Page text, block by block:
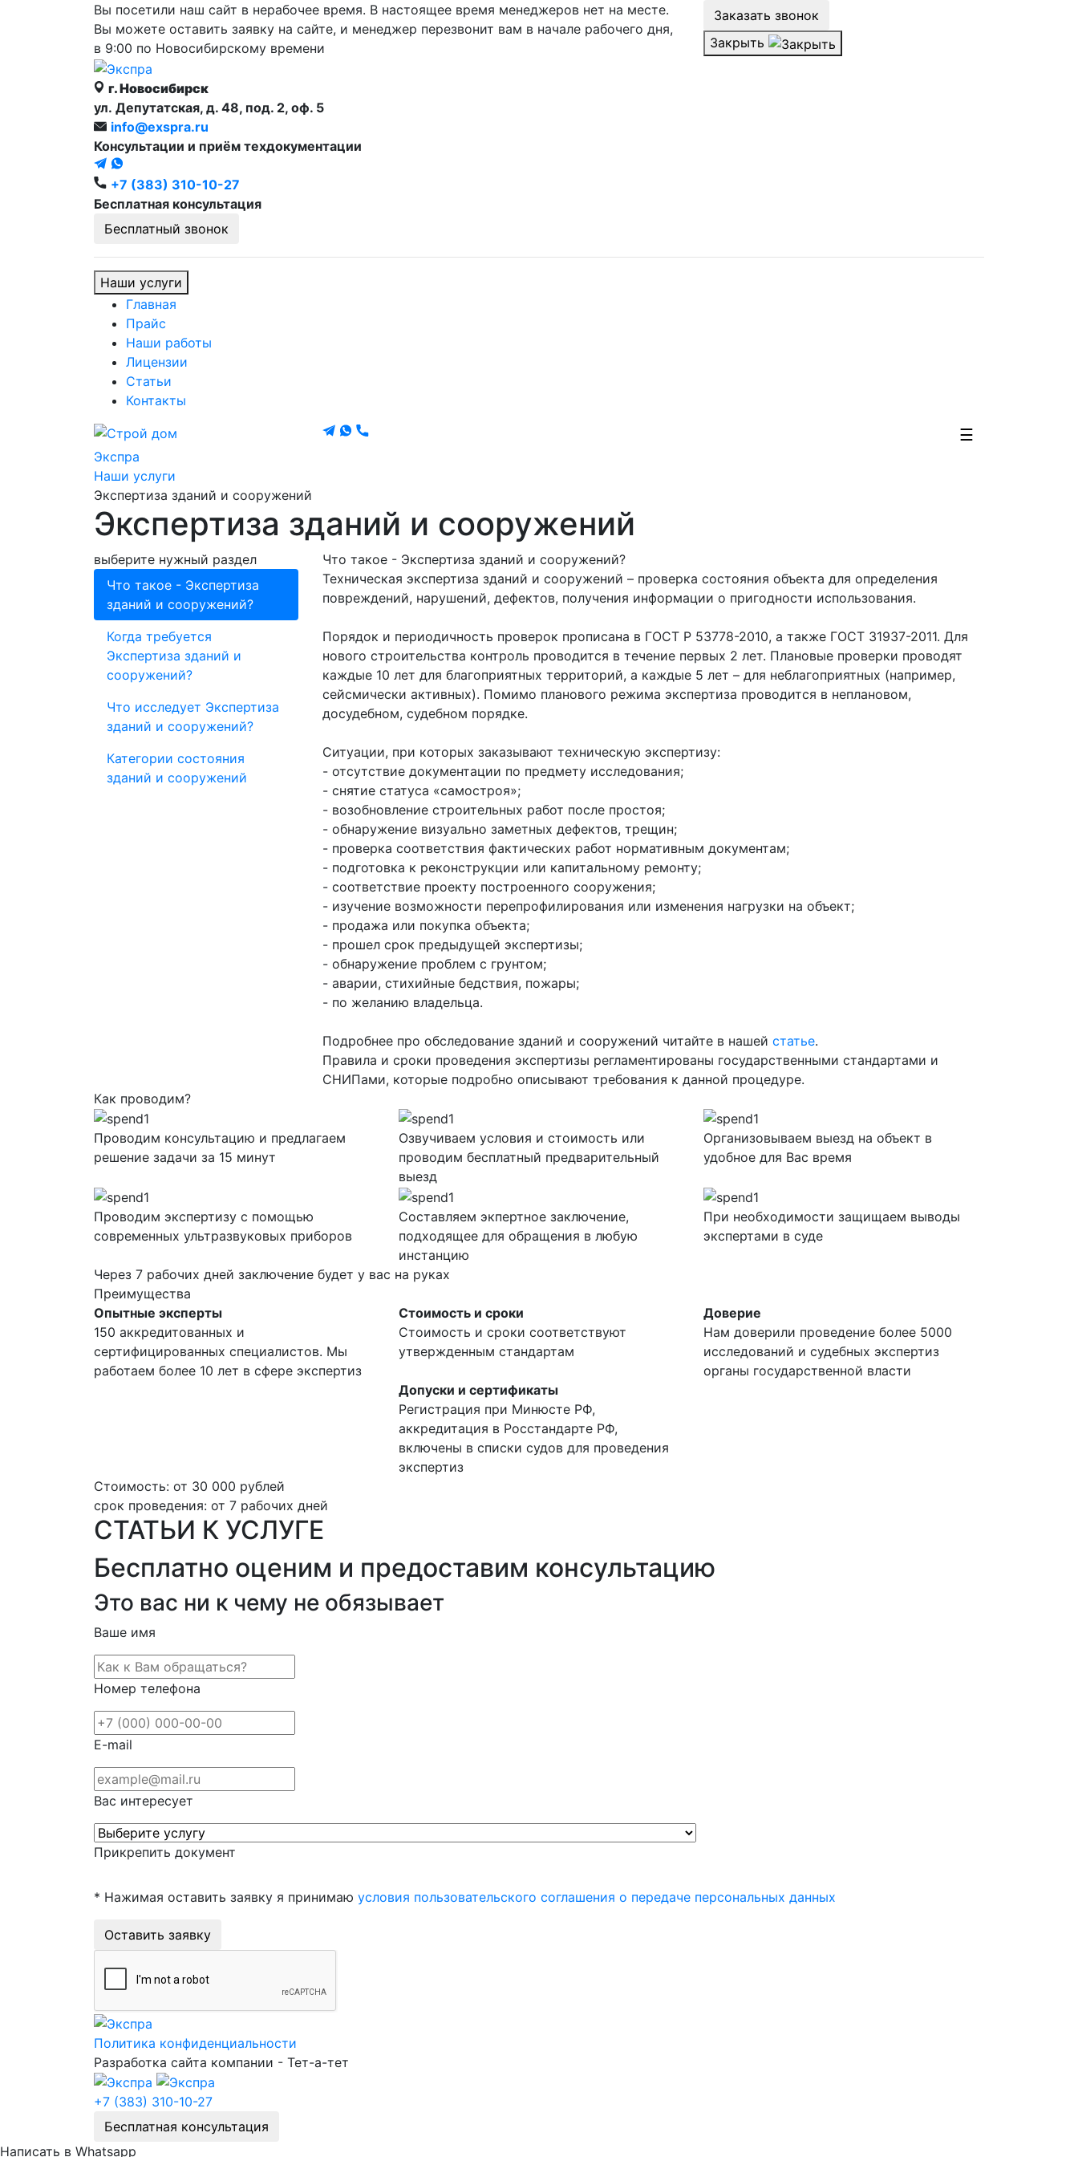
Вы посетили наш сайт в нерабочее время. В настоящее время менеджеров нет на месте.
Вы можете оставить заявку на сайте, и менеджер перезвонит вам в начале рабочего дня,
в 9:00 по Новосибирскому времени
Заказать звонок
Закрыть
г. Новосибирск
ул. Депутатская, д. 48, под. 2, оф. 5
info@exspra.ru
Консультации и приём техдокументации
+7 (383) 310-10-27
Бесплатная консультация
Бесплатный звонок
Наши услуги
Главная
Прайс
Наши работы
Лицензии
Статьи
Контакты
☰
Экспра
Наши услуги
Экспертиза зданий и сооружений
Экспертиза зданий и сооружений
выберите нужный раздел
Что такое - Экспертиза
зданий и сооружений?
Когда требуется
Экспертиза зданий и
сооружений?
Что исследует Экспертиза
зданий и сооружений?
Категории состояния
зданий и сооружений
Что такое - Экспертиза зданий и сооружений?
Техническая экспертиза зданий и сооружений – проверка состояния объекта для определения
повреждений, нарушений, дефектов, получения информации о пригодности использования.
Порядок и периодичность проверок прописана в ГОСТ Р 53778-2010, а также ГОСТ 31937-2011. Для
нового строительства контроль проводится в течение первых 2 лет. Плановые проверки проводят
каждые 10 лет для благоприятных территорий, а каждые 5 лет – для неблагоприятных (например,
сейсмически активных). Помимо планового режима экспертиза проводится в неплановом,
досудебном, судебном порядке.
Ситуации, при которых заказывают техническую экспертизу:
- отсутствие документации по предмету исследования;
- снятие статуса «самостроя»;
- возобновление строительных работ после простоя;
- обнаружение визуально заметных дефектов, трещин;
- проверка соответствия фактических работ нормативным документам;
- подготовка к реконструкции или капитальному ремонту;
- соответствие проекту построенного сооружения;
- изучение возможности перепрофилирования или изменения нагрузки на объект;
- продажа или покупка объекта;
- прошел срок предыдущей экспертизы;
- обнаружение проблем с грунтом;
- аварии, стихийные бедствия, пожары;
- по желанию владельца.
Подробнее про обследование зданий и сооружений читайте в нашей статье.
Правила и сроки проведения экспертизы регламентированы государственными стандартами и
СНИПами, которые подробно описывают требования к данной процедуре.
Как проводим?
Проводим консультацию и предлагаем
решение задачи за 15 минут
Озвучиваем условия и стоимость или
проводим бесплатный предварительный
выезд
Организовываем выезд на объект в
удобное для Вас время
Проводим экспертизу с помощью
современных ультразвуковых приборов
Составляем экпертное заключение,
подходящее для обращения в любую
инстанцию
При необходимости защищаем выводы
экспертами в суде
Через 7 рабочих дней заключение будет у вас на руках
Преимущества
Опытные эксперты
150 аккредитованных и
сертифицированных специалистов. Мы
работаем более 10 лет в сфере экспертиз
Стоимость и сроки
Стоимость и сроки соответствуют
утвержденным стандартам
Доверие
Нам доверили проведение более 5000
исследований и судебных экспертиз
органы государственной власти
Допуски и сертификаты
Регистрация при Минюсте РФ,
аккредитация в Росстандарте РФ,
включены в списки судов для проведения
экспертиз
Стоимость: от 30 000 рублей
срок проведения: от 7 рабочих дней
СТАТЬИ К УСЛУГЕ
Бесплатно оценим и предоставим консультацию
Это вас ни к чему не обязывает
Ваше имя
Номер телефона
E-mail
Вас интересует
Прикрепить документ
* Нажимая оставить заявку я принимаю условия пользовательского соглашения о передаче персональных данных
Оставить заявку
Политика конфиденциальности
Разработка сайта компании - Тет-а-тет
+7 (383) 310-10-27
Бесплатная консультация
Написать в Whatsapp